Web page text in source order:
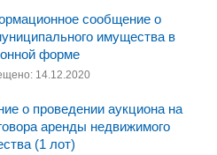
сообщение о
имущества в
форме
14.12.2020
о проведении аукциона на
аренды недвижимого
(1 лот)